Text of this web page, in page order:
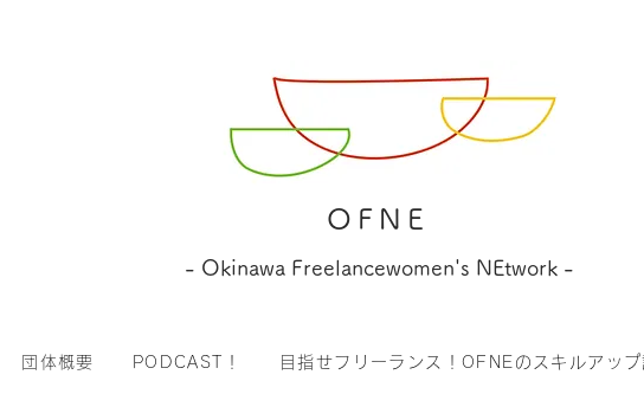
OFNE
- Okinawa Freelancewomen's NEtwork -
団体概要 PODCAST！ 目指せフリーランス！OFNEのスキルアッ